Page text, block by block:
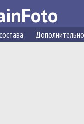
Дополнительно